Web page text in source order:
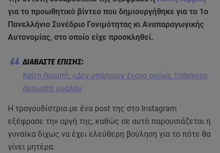
για το προωθητικό βίντεο που δημιουργήθηκε για το 1ο
Πανελλήνιο Συνέδριο Γονιμότητας κι Αναπαραγωγικής
Αυτονομίας, στο οποίο είχε προσκληθεί.
Καίτη Γαρμπή: «Δεν υπάρχουν ένοχα ρούχα. Υπάρχουν
άρρωστα μυαλά»
Η τραγουδίστρια με ένα post της στο Instagram
εξέφρασε την οργή της, καθώς σε αυτό παρουσιάζεται η
γυναίκα δίχως να έχει ελεύθερη βούληση για το πότε θα
γίνει μητέρα.